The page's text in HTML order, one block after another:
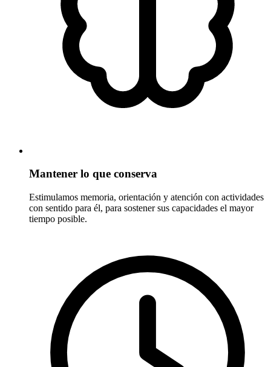
Mantener lo que conserva
Estimulamos memoria, orientación y atención con actividades
con sentido para él, para sostener sus capacidades el mayor
tiempo posible.